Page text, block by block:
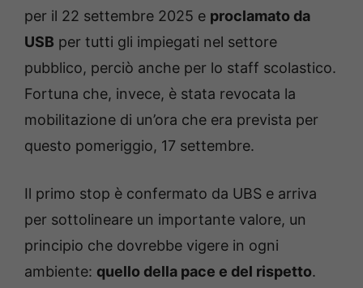
per il 22 settembre 2025 e proclamato da
USB per tutti gli impiegati nel settore
pubblico, perciò anche per lo staff scolastico.
Fortuna che, invece, è stata revocata la
mobilitazione di un’ora che era prevista per
questo pomeriggio, 17 settembre.
Il primo stop è confermato da UBS e arriva
per sottolineare un importante valore, un
principio che dovrebbe vigere in ogni
ambiente: quello della pace e del rispetto.